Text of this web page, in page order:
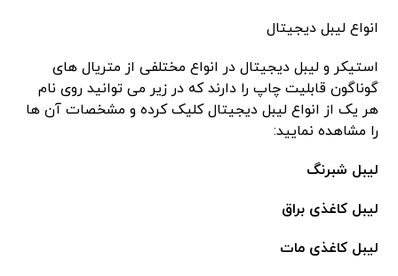
انواع لیبل دیجیتال
استیکر و لیبل دیجیتال در انواع مختلفی از متریال های
گوناگون قابلیت چاپ را دارند که در زیر می توانید روی نام
هر یک از انواع لیبل دیجیتال کلیک کرده و مشخصات آن ها
را مشاهده نمایید:
لیبل شبرنگ
لیبل کاغذی براق
لیبل کاغذی مات